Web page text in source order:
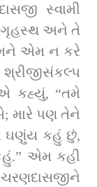
સ્વામી
ગૃહસ્થ અને તે
એમ ન કરે
કહ્યું, “તમે
મારે પણ તેને
ઘણુંય કહું છું,
એમ કહી